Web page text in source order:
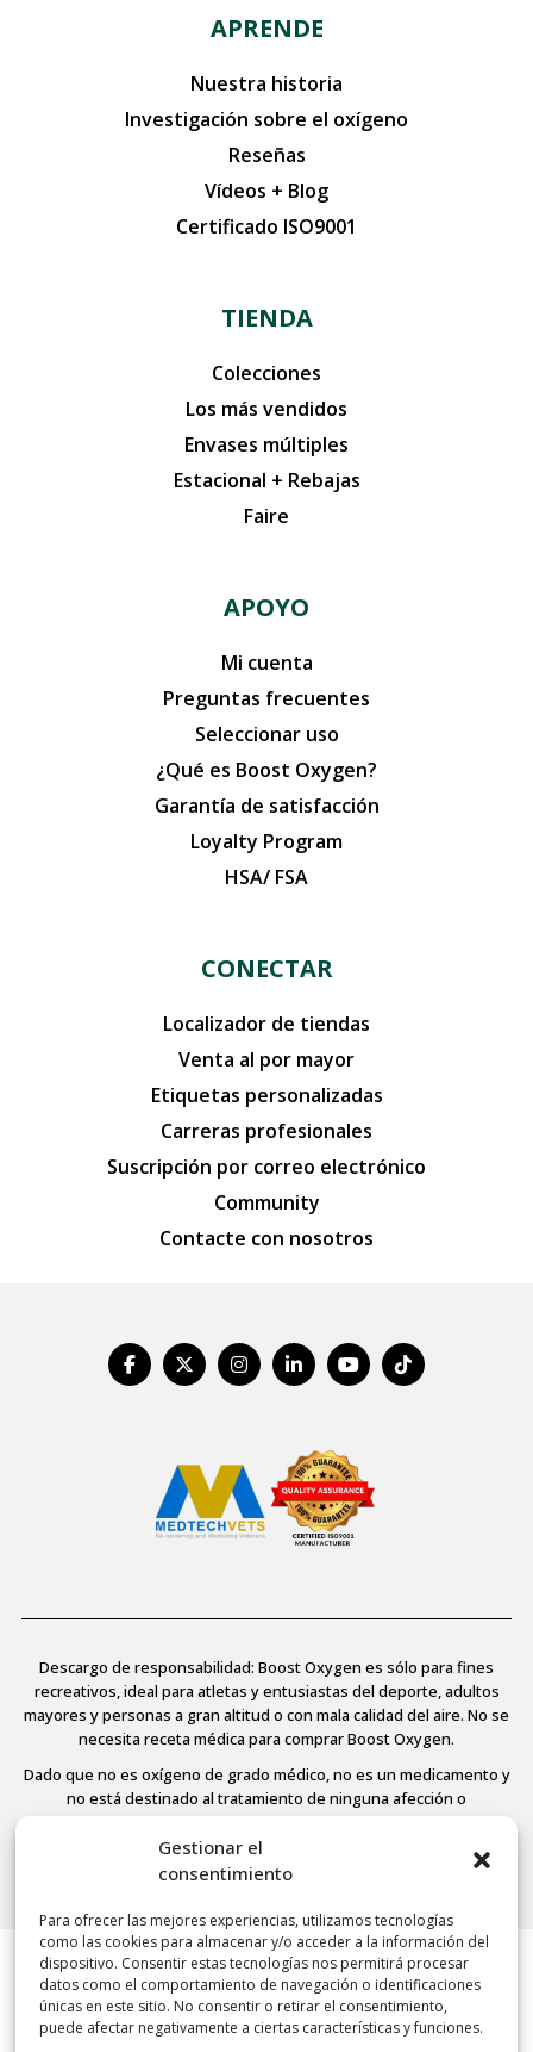
Gestionar el
consentimiento
Para ofrecer las mejores experiencias, utilizamos tecnologías
como las cookies para almacenar y/o acceder a la información del
dispositivo. Consentir estas tecnologías nos permitirá procesar
datos como el comportamiento de navegación o identificaciones
únicas en este sitio. No consentir o retirar el consentimiento,
puede afectar negativamente a ciertas características y funciones.
APRENDE
Nuestra historia
Investigación sobre el oxígeno
Reseñas
Vídeos + Blog
Certificado ISO9001
TIENDA
Colecciones
Los más vendidos
Envases múltiples
Estacional + Rebajas
Faire
APOYO
Mi cuenta
Preguntas frecuentes
Seleccionar uso
¿Qué es Boost Oxygen?
Garantía de satisfacción
Loyalty Program
HSA/ FSA
CONECTAR
Localizador de tiendas
Venta al por mayor
Etiquetas personalizadas
Carreras profesionales
Suscripción por correo electrónico
Community
Contacte con nosotros
Descargo de responsabilidad: Boost Oxygen es sólo para fines
recreativos, ideal para atletas y entusiastas del deporte, adultos
mayores y personas a gran altitud o con mala calidad del aire. No se
necesita receta médica para comprar Boost Oxygen.
Dado que no es oxígeno de grado médico, no es un medicamento y
no está destinado al tratamiento de ninguna afección o
tanto, la Agencia no ha evaluado ninguna de las afirmaciones aquí
contenidas. Consulte a su médico si padece alguna enfermedad.
© 2026 Boost Oxygen, LLC. All Rights Reserved.
Terms Of Use
Privacy Policy